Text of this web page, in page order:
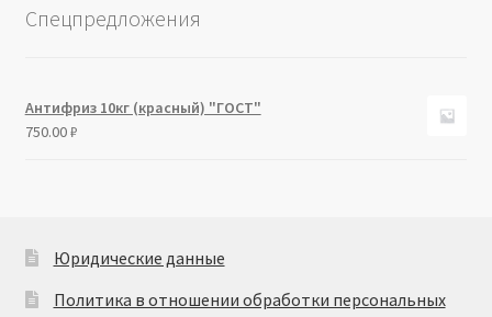
Спецпредложения
Антифриз 10кг (красный) "ГОСТ"
750.00₽
Юридические данные
Политика в отношении обработки персональных